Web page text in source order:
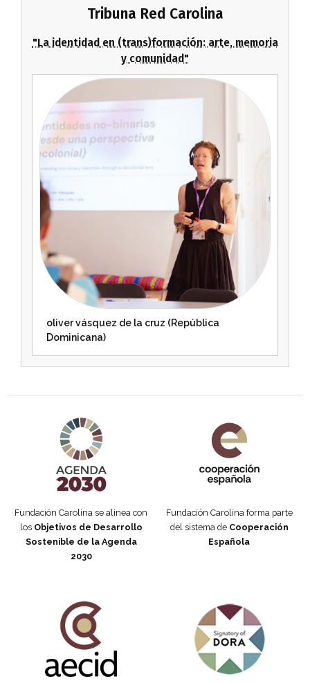
Tribuna Red Carolina
"La identidad en (trans)formación: arte, memoria
y comunidad"
oliver vásquez de la cruz (República
Dominicana)
Fundación Carolina se alinea con
los Objetivos de Desarrollo
Sostenible de la Agenda
2030
Fundación Carolina forma parte
del sistema de Cooperación
Española